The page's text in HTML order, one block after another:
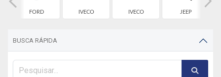
FORD IVECO IVECO JEEP
BUSCA RÁPIDA